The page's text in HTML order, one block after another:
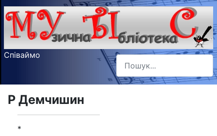
Співаймо Пошук
Type 2 or more characters
Р Демчишин
*